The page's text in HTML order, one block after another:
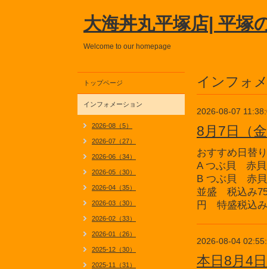
大海丼丸平塚店| 平塚
Welcome to our homepage
インフォ
2026-08-07
8月7日（
おすすめ日替
A つぶ貝 赤
B つぶ貝 赤
並盛 税込み
円 特盛税込
2026-08-04
本日8月4
トップページ
インフォメーション
2026-08（5）
2026-07（27）
2026-06（34）
2026-05（30）
2026-04（35）
2026-03（30）
2026-02（33）
2026-01（26）
2025-12（30）
2025-11（31）